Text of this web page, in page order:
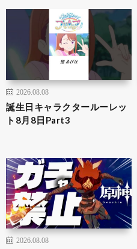
2026.08.08
誕生日キャラクタールーレッ
ト8月8日Part3
2026.08.08